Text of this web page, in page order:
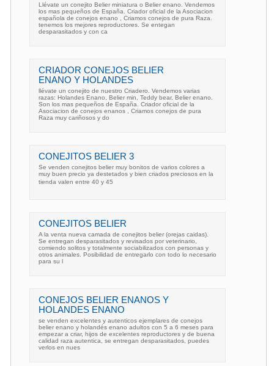
Llévate un conejito Belier miniatura o Belier enano. Vendemos
los mas pequeños de España. Criador oficial de la Asociacion
española de conejos enano , Criamos conejos de pura Raza.
tenemos los mejores reproductores. Se entegan
desparasitados y con ca
CRIADOR CONEJOS BELIER
ENANO Y HOLANDES
llévate un conejito de nuestro Criadero. Vendemos varias
razas: Holandes Enano, Belier min, Teddy bear, Belier enano.
Son los mas pequeños de España. Criador oficial de la
Asociacion de conejos enanos , Criamos conejos de pura
Raza muy cariñosos y do
CONEJITOS BELIER 3
Se venden conejitos belier muy bonitos de varios colores a
muy buen precio ya destetados y bien criados preciosos en la
tienda valen entre 40 y 45 
CONEJITOS BELIER
A la venta nueva camada de conejitos belier (orejas caidas).
Se entregan desparasitados y revisados por veterinario,
comiendo solitos y totalmente sociabilizados con personas y
otros animales. Posibilidad de entregarlo con todo lo necesario
para su l
CONEJOS BELIER ENANOS Y
HOLANDES ENANO
se venden excelentes y autenticos ejemplares de conejos
belier enano y holandés enano adultos con 5 a 6 meses para
empezar a criar, hijos de excelentes reproductores y de buena
calidad raza autentica, se entregan desparasitados, puedes
verlos en nues